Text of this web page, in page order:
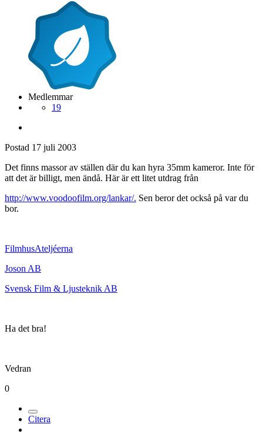
Medlemmar
19
Postad 17 juli 2003
Det finns massor av ställen där du kan hyra 35mm kameror. Inte för
att det är billigt, men ändå. Här är ett litet utdrag från
http://www.voodoofilm.org/lankar/. Sen beror det också på var du
bor.
FilmhusAteljéerna
Joson AB
Svensk Film & Ljusteknik AB
Ha det bra!
Vedran
0
Citera